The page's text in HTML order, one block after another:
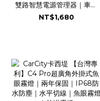
雙路智慧電源管理器｜車用
電源管理模組｜雙路輸出
NT$1,680